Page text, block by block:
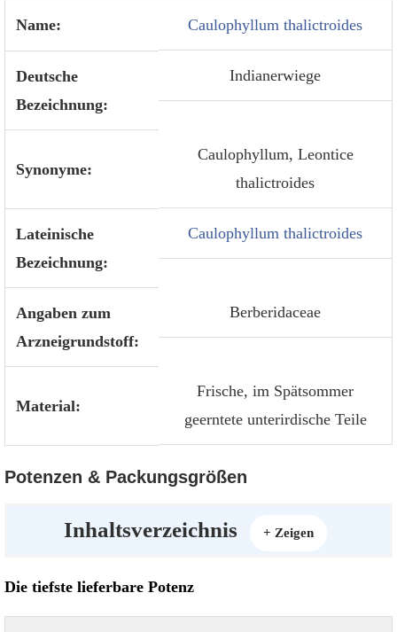
Name: Caulophyllum thalictroides
Deutsche
Bezeichnung:
Indianerwiege
Synonyme:
Caulophyllum, Leontice
thalictroides
Lateinische
Bezeichnung:
Caulophyllum thalictroides
Angaben zum
Arzneigrundstoff:
Berberidaceae
Material:
Frische, im Spätsommer
geerntete unterirdische Teile
Potenzen & Packungsgrößen
Inhaltsverzeichnis + Zeigen
Die tiefste lieferbare Potenz